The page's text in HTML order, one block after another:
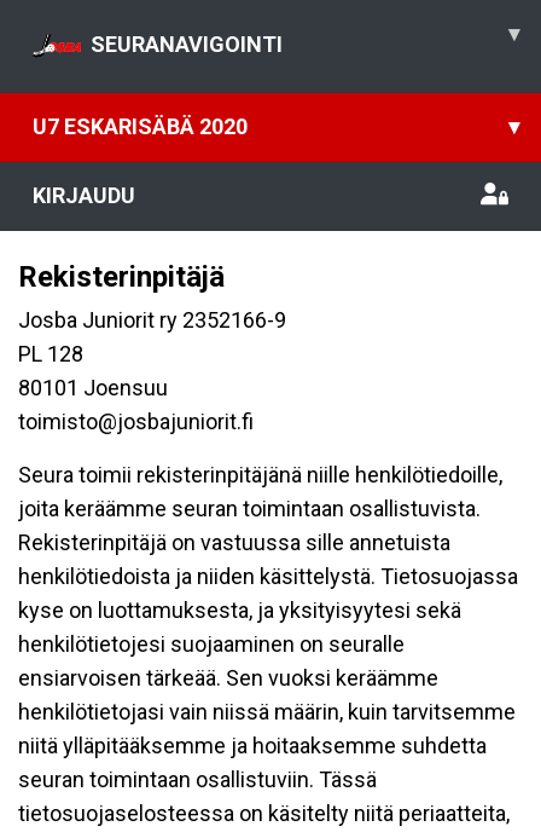
SEURANAVIGOINTI ▾
U7 ESKARISÄBÄ 2020 ▾
KIRJAUDU
Rekisterinpitäjä
Josba Juniorit ry 2352166-9
PL 128
80101 Joensuu
toimisto@josbajuniorit.fi
Seura toimii rekisterinpitäjänä niille henkilötiedoille,
joita keräämme seuran toimintaan osallistuvista.
Rekisterinpitäjä on vastuussa sille annetuista
henkilötiedoista ja niiden käsittelystä. Tietosuojassa
kyse on luottamuksesta, ja yksityisyytesi sekä
henkilötietojesi suojaaminen on seuralle
ensiarvoisen tärkeää. Sen vuoksi keräämme
henkilötietojasi vain niissä määrin, kuin tarvitsemme
niitä ylläpitääksemme ja hoitaaksemme suhdetta
seuran toimintaan osallistuviin. Tässä
tietosuojaselosteessa on käsitelty niitä periaatteita,